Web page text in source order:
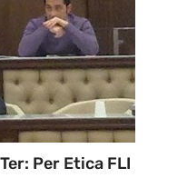
Per Etica FLI